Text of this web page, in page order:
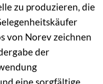
zu produzieren, die
von Norev zeichnen
der
eine sorgfältige